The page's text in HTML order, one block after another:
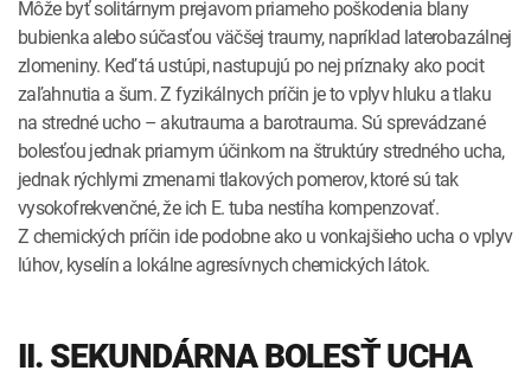
Môže byť solitárnym prejavom priameho poškodenia blany
bubienka alebo súčasťou väčšej traumy, napríklad laterobazálnej
zlomeniny. Keď tá ustúpi, nastupujú po nej príznaky ako pocit
zaľahnutia a šum. Z fyzikálnych príčin je to vplyv hluku a tlaku
na stredné ucho – akutrauma a barotrauma. Sú sprevádzané
bolesťou jednak priamym účinkom na štruktúry stredného ucha,
jednak rýchlymi zmenami tlakových pomerov, ktoré sú tak
vysokofrekvenčné, že ich E. tuba nestíha kompenzovať.
Z chemických príčin ide podobne ako u vonkajšieho ucha o vplyv
lúhov, kyselín a lokálne agresívnych chemických látok.
II. SEKUNDÁRNA BOLESŤ UCHA